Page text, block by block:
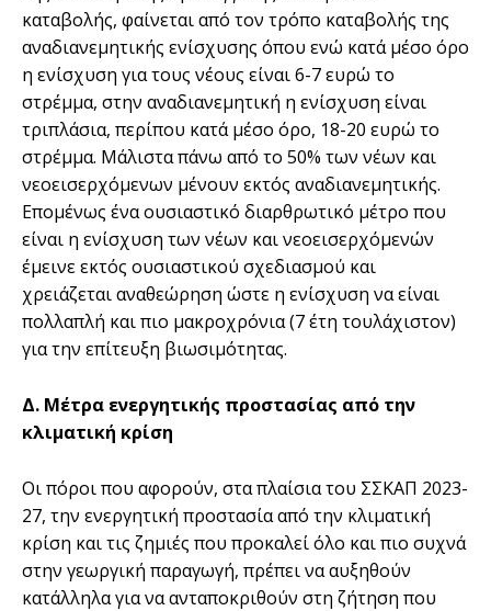
καταβολής, φαίνεται από τον τρόπο καταβολής της
αναδιανεμητικής ενίσχυσης όπου ενώ κατά μέσο όρο
η ενίσχυση για τους νέους είναι 6-7 ευρώ το
στρέμμα, στην αναδιανεμητική η ενίσχυση είναι
τριπλάσια, περίπου κατά μέσο όρο, 18-20 ευρώ το
στρέμμα. Μάλιστα πάνω από το 50% των νέων και
νεοεισερχόμενων μένουν εκτός αναδιανεμητικής.
Επομένως ένα ουσιαστικό διαρθρωτικό μέτρο που
είναι η ενίσχυση των νέων και νεοεισερχόμενών
έμεινε εκτός ουσιαστικού σχεδιασμού και
χρειάζεται αναθεώρηση ώστε η ενίσχυση να είναι
πολλαπλή και πιο μακροχρόνια (7 έτη τουλάχιστον)
για την επίτευξη βιωσιμότητας.
Δ. Μέτρα ενεργητικής προστασίας από την
κλιματική κρίση
Οι πόροι που αφορούν, στα πλαίσια του ΣΣΚΑΠ 2023-
27, την ενεργητική προστασία από την κλιματική
κρίση και τις ζημιές που προκαλεί όλο και πιο συχνά
στην γεωργική παραγωγή, πρέπει να αυξηθούν
κατάλληλα για να ανταποκριθούν στη ζήτηση που